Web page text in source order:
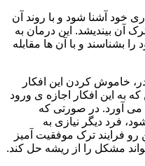
خود آشنا شود و با روند آن
آن بیندیشد. این درمان به
بشناسند و با آن ها مقابله
خاموش کردن این افکار
به این افکار اجازه ی ورود
می آورد. در صورتی که
فرد دیگر نیازی به
رو فرایند ترک موفقیت آمیز
مشکل را از ریشه حل کند.